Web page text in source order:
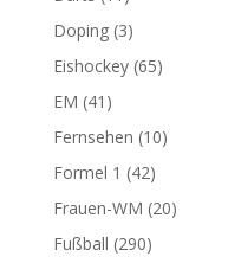
Doping(3)
Eishockey(65)
EM (41)
Fernsehen (10)
Formel 1 (42)
Frauen-WM (20)
Fußball (290)